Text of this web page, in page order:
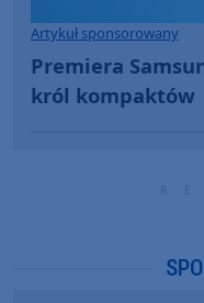
Artykuł sponsorowany
Premiera
król kompaktów